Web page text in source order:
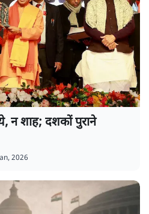
न शाह; दशकों पुराने
2026